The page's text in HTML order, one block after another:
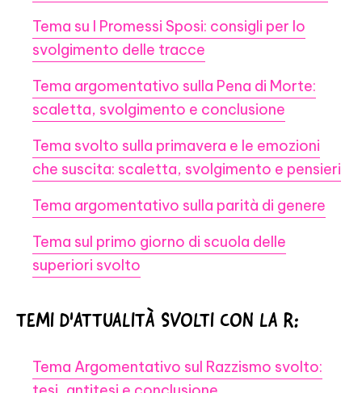
Tema su I Promessi Sposi: consigli per lo
svolgimento delle tracce
Tema argomentativo sulla Pena di Morte:
scaletta, svolgimento e conclusione
Tema svolto sulla primavera e le emozioni
che suscita: scaletta, svolgimento e pensieri
Tema argomentativo sulla parità di genere
Tema sul primo giorno di scuola delle
superiori svolto
TEMI D'ATTUALITÀ SVOLTI CON LA R:
Tema Argomentativo sul Razzismo svolto: